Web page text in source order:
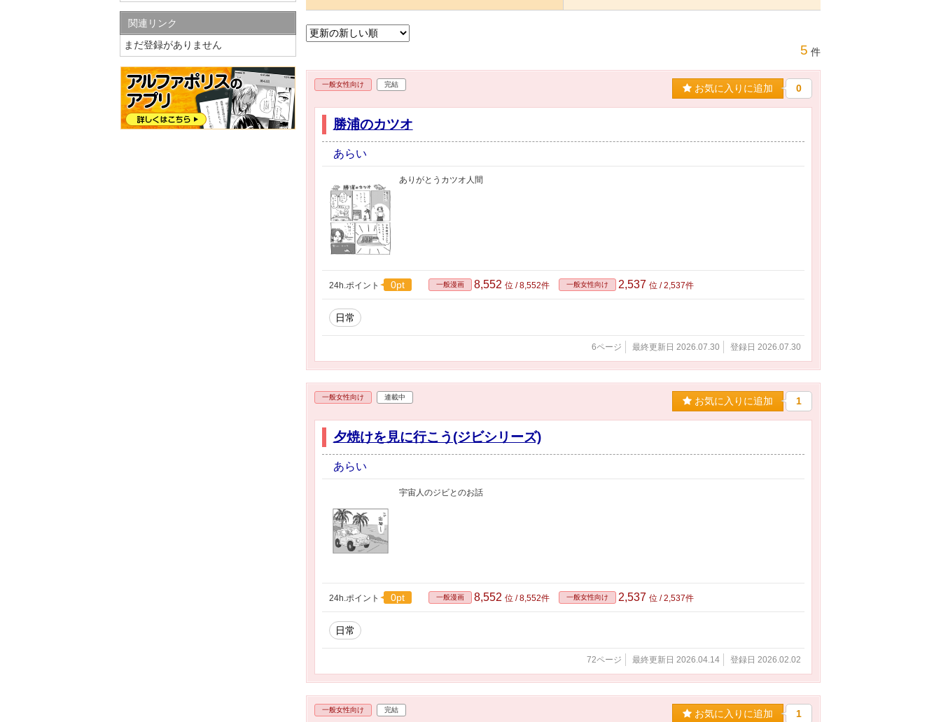
5 件
一般女性向け 完結 お気に入りに追加 0
勝浦のカツオ
あらい
ありがとうカツオ人間
24h.ポイント 0pt 一般漫画 8,552 位 / 8,552件 一般女性向け 2,537 位 / 2,537件
日常
6ページ 最終更新日 2026.07.30 登録日 2026.07.30
一般女性向け 連載中 お気に入りに追加 1
夕焼けを見に行こう(ジビシリーズ)
あらい
宇宙人のジビとのお話
24h.ポイント 0pt 一般漫画 8,552 位 / 8,552件 一般女性向け 2,537 位 / 2,537件
日常
72ページ 最終更新日 2026.04.14 登録日 2026.02.02
一般女性向け 完結 お気に入りに追加 1
関連リンク
まだ登録がありません